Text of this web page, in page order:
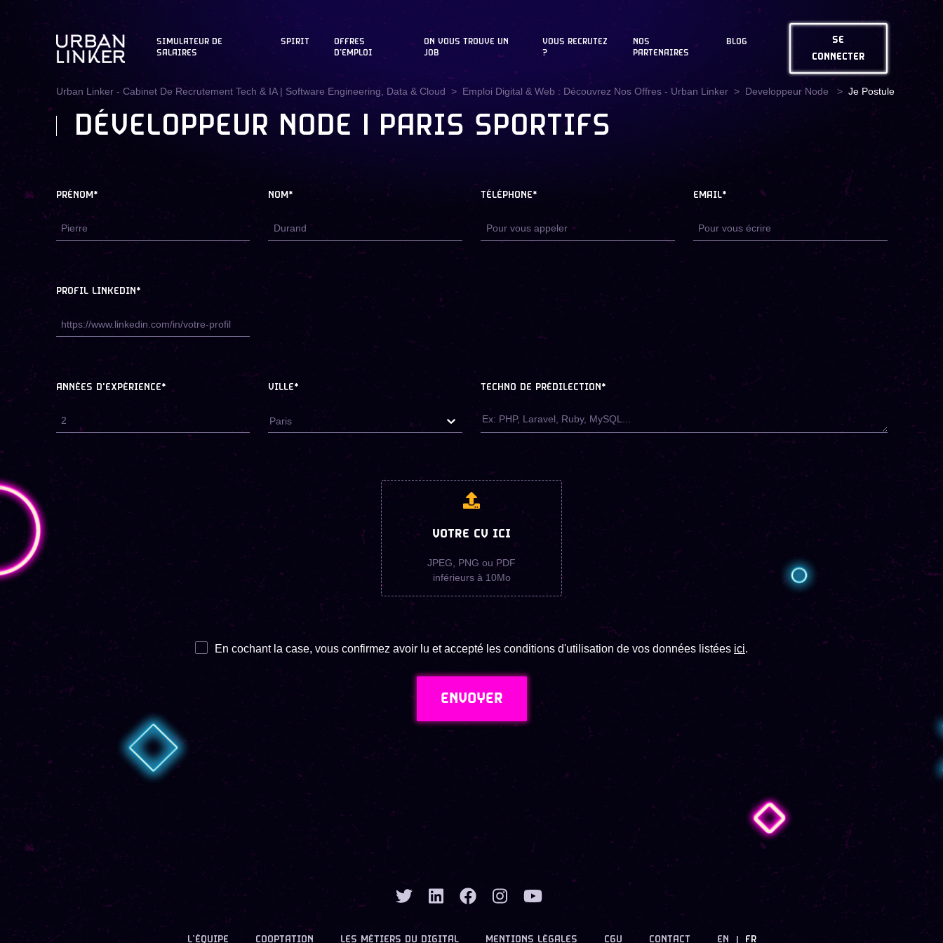
SIMULATEUR DE
SALAIRES
SPIRIT
OFFRES
D'EMPLOI
ON VOUS TROUVE UN
JOB
VOUS RECRUTEZ
?
NOS
PARTENAIRES
BLOG
SE
CONNECTER
Urban Linker - Cabinet De Recrutement Tech & IA | Software Engineering, Data & Cloud Emploi Digital & Web : Découvrez Nos Offres - Urban Linker Developpeur Node Je Postule
DÉVELOPPEUR NODE | PARIS SPORTIFS
PRÉNOM* NOM* TÉLÉPHONE* EMAIL*
PROFIL LINKEDIN*
ANNÉES D'EXPÉRIENCE* VILLE*
Paris
TECHNO DE PRÉDILECTION*
VOTRE CV ICI
JPEG, PNG ou PDF
inférieurs à 10Mo
En cochant la case, vous confirmez avoir lu et accepté les conditions d'utilisation de vos données listées ici.
ENVOYER
L’ÉQUIPE COOPTATION LES MÉTIERS DU DIGITAL MENTIONS LÉGALES CGU CONTACT EN FR